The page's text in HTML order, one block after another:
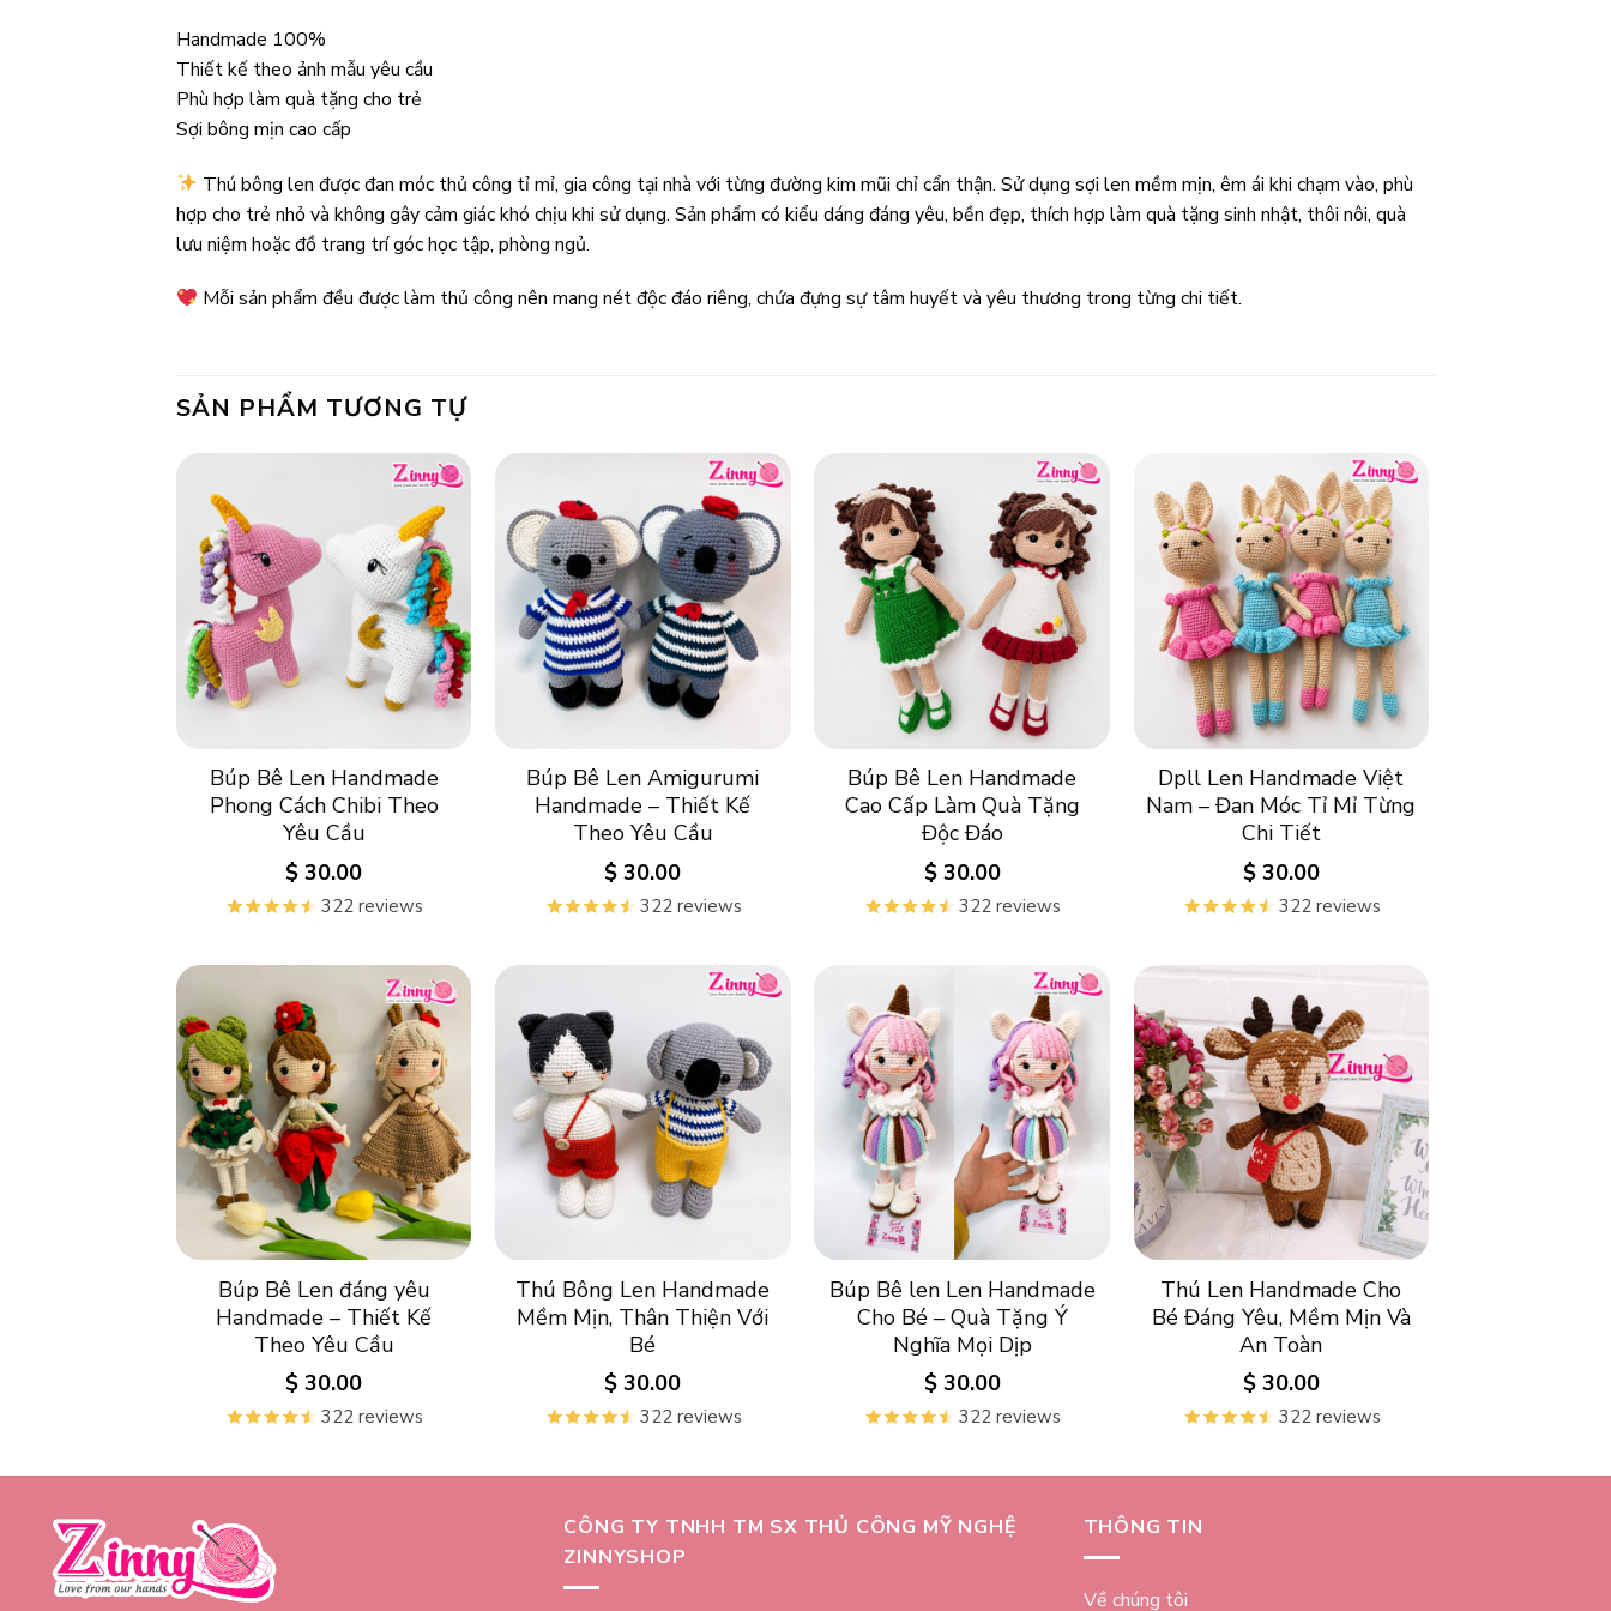
Handmade 100%
Thiết kế theo ảnh mẫu yêu cầu
Phù hợp làm quà tặng cho trẻ
Sợi bông mịn cao cấp
Thú bông len được đan móc thủ công tỉ mỉ, gia công tại nhà với từng đường kim mũi chỉ cẩn thận. Sử dụng sợi len mềm mịn, êm ái khi chạm vào, phù
hợp cho trẻ nhỏ và không gây cảm giác khó chịu khi sử dụng. Sản phẩm có kiểu dáng đáng yêu, bền đẹp, thích hợp làm quà tặng sinh nhật, thôi nôi, quà
lưu niệm hoặc đồ trang trí góc học tập, phòng ngủ.
Mỗi sản phẩm đều được làm thủ công nên mang nét độc đáo riêng, chứa đựng sự tâm huyết và yêu thương trong từng chi tiết.
SẢN PHẨM TƯƠNG TỰ
Búp Bê Len Handmade
Phong Cách Chibi Theo
Yêu Cầu
$ 30.00
322 reviews
Búp Bê Len Amigurumi
Handmade – Thiết Kế
Theo Yêu Cầu
$ 30.00
322 reviews
Búp Bê Len Handmade
Cao Cấp Làm Quà Tặng
Độc Đáo
$30.00
322 reviews
Dpll Len Handmade Việt
Nam – Đan Móc Tỉ Mỉ Từng
Chi Tiết
$30.00
322 reviews
Búp Bê Len đáng yêu
Handmade – Thiết Kế
Theo Yêu Cầu
$ 30.00
322 reviews
Thú Bông Len Handmade
Mềm Mịn, Thân Thiện Với
Bé
$ 30.00
322 reviews
Búp Bê len Len Handmade
Cho Bé – Quà Tặng Ý
Nghĩa Mọi Dịp
$30.00
322 reviews
Thú Len Handmade Cho
Bé Đáng Yêu, Mềm Mịn Và
An Toàn
$30.00
322 reviews
CÔNG TY TNHH TM SX THỦ CÔNG MỸ NGHỆ
ZINNYSHOP
THÔNG TIN
Về chúng tôi